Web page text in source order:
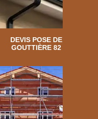
DEVIS POSE DE
GOUTTIÈRE 82